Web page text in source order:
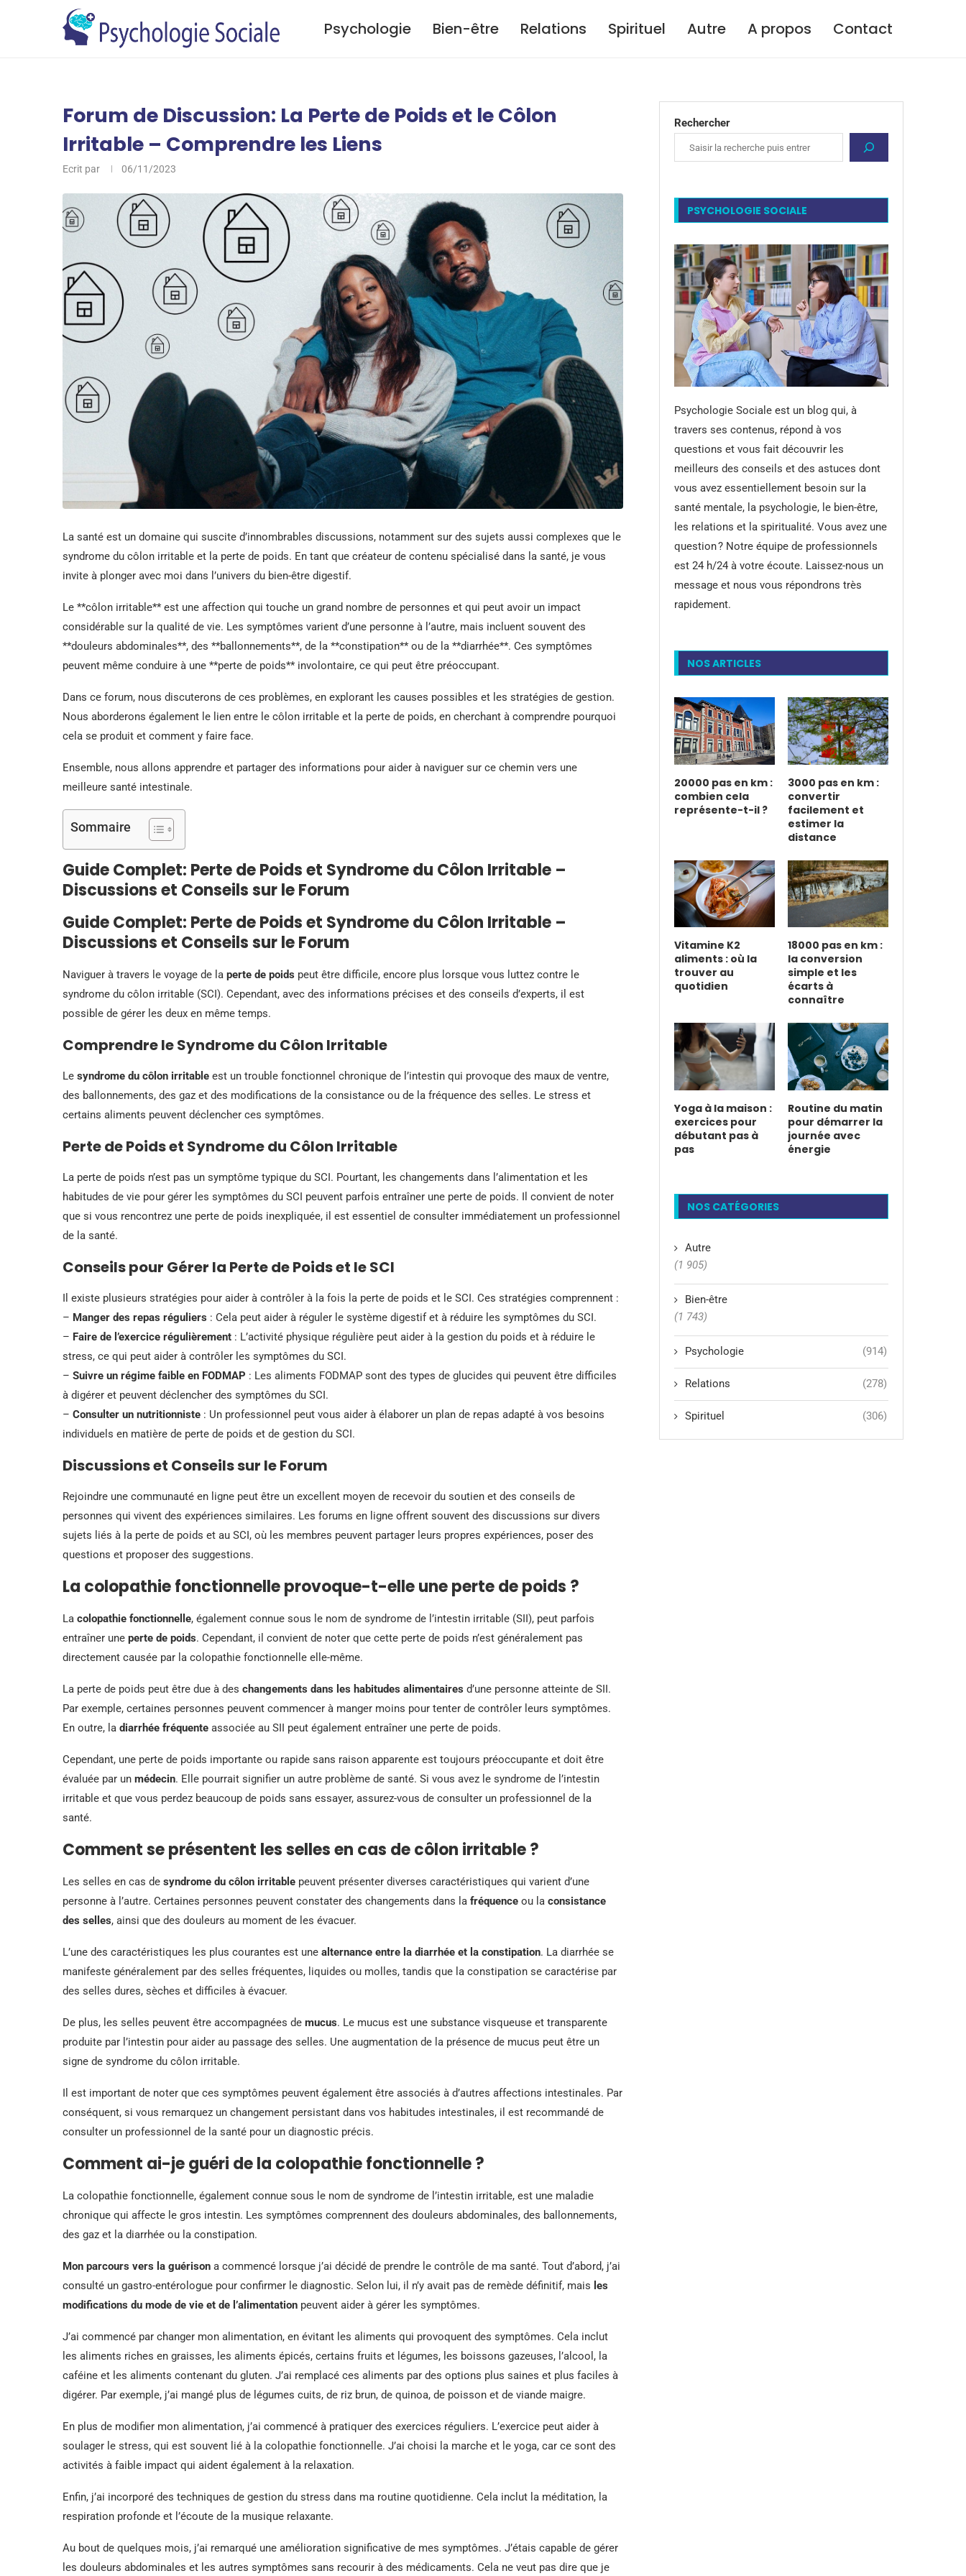
Psychologie Bien-être Relations Spirituel Autre A propos Contact
Forum de Discussion: La Perte de Poids et le Côlon
Irritable – Comprendre les Liens
Ecrit par 06/11/2023
La santé est un domaine qui suscite d’innombrables discussions, notamment sur des sujets aussi complexes que le
syndrome du côlon irritable et la perte de poids. En tant que créateur de contenu spécialisé dans la santé, je vous
invite à plonger avec moi dans l’univers du bien-être digestif.
Le **côlon irritable** est une affection qui touche un grand nombre de personnes et qui peut avoir un impact
considérable sur la qualité de vie. Les symptômes varient d’une personne à l’autre, mais incluent souvent des
**douleurs abdominales**, des **ballonnements**, de la **constipation** ou de la **diarrhée**. Ces symptômes
peuvent même conduire à une **perte de poids** involontaire, ce qui peut être préoccupant.
Dans ce forum, nous discuterons de ces problèmes, en explorant les causes possibles et les stratégies de gestion.
Nous aborderons également le lien entre le côlon irritable et la perte de poids, en cherchant à comprendre pourquoi
cela se produit et comment y faire face.
Ensemble, nous allons apprendre et partager des informations pour aider à naviguer sur ce chemin vers une
meilleure santé intestinale.
Sommaire
Guide Complet: Perte de Poids et Syndrome du Côlon Irritable –
Discussions et Conseils sur le Forum
Guide Complet: Perte de Poids et Syndrome du Côlon Irritable –
Discussions et Conseils sur le Forum
Naviguer à travers le voyage de la perte de poids peut être difficile, encore plus lorsque vous luttez contre le
syndrome du côlon irritable (SCI). Cependant, avec des informations précises et des conseils d’experts, il est
possible de gérer les deux en même temps.
Comprendre le Syndrome du Côlon Irritable
Le syndrome du côlon irritable est un trouble fonctionnel chronique de l’intestin qui provoque des maux de ventre,
des ballonnements, des gaz et des modifications de la consistance ou de la fréquence des selles. Le stress et
certains aliments peuvent déclencher ces symptômes.
Perte de Poids et Syndrome du Côlon Irritable
La perte de poids n’est pas un symptôme typique du SCI. Pourtant, les changements dans l’alimentation et les
habitudes de vie pour gérer les symptômes du SCI peuvent parfois entraîner une perte de poids. Il convient de noter
que si vous rencontrez une perte de poids inexpliquée, il est essentiel de consulter immédiatement un professionnel
de la santé.
Conseils pour Gérer la Perte de Poids et le SCI
Il existe plusieurs stratégies pour aider à contrôler à la fois la perte de poids et le SCI. Ces stratégies comprennent :
– Manger des repas réguliers : Cela peut aider à réguler le système digestif et à réduire les symptômes du SCI.
– Faire de l’exercice régulièrement : L’activité physique régulière peut aider à la gestion du poids et à réduire le
stress, ce qui peut aider à contrôler les symptômes du SCI.
– Suivre un régime faible en FODMAP : Les aliments FODMAP sont des types de glucides qui peuvent être difficiles
à digérer et peuvent déclencher des symptômes du SCI.
– Consulter un nutritionniste : Un professionnel peut vous aider à élaborer un plan de repas adapté à vos besoins
individuels en matière de perte de poids et de gestion du SCI.
Discussions et Conseils sur le Forum
Rejoindre une communauté en ligne peut être un excellent moyen de recevoir du soutien et des conseils de
personnes qui vivent des expériences similaires. Les forums en ligne offrent souvent des discussions sur divers
sujets liés à la perte de poids et au SCI, où les membres peuvent partager leurs propres expériences, poser des
questions et proposer des suggestions.
La colopathie fonctionnelle provoque-t-elle une perte de poids ?
La colopathie fonctionnelle, également connue sous le nom de syndrome de l’intestin irritable (SII), peut parfois
entraîner une perte de poids. Cependant, il convient de noter que cette perte de poids n’est généralement pas
directement causée par la colopathie fonctionnelle elle-même.
La perte de poids peut être due à des changements dans les habitudes alimentaires d’une personne atteinte de SII.
Par exemple, certaines personnes peuvent commencer à manger moins pour tenter de contrôler leurs symptômes.
En outre, la diarrhée fréquente associée au SII peut également entraîner une perte de poids.
Cependant, une perte de poids importante ou rapide sans raison apparente est toujours préoccupante et doit être
évaluée par un médecin. Elle pourrait signifier un autre problème de santé. Si vous avez le syndrome de l’intestin
irritable et que vous perdez beaucoup de poids sans essayer, assurez-vous de consulter un professionnel de la
santé.
Comment se présentent les selles en cas de côlon irritable ?
Les selles en cas de syndrome du côlon irritable peuvent présenter diverses caractéristiques qui varient d’une
personne à l’autre. Certaines personnes peuvent constater des changements dans la fréquence ou la consistance
des selles, ainsi que des douleurs au moment de les évacuer.
L’une des caractéristiques les plus courantes est une alternance entre la diarrhée et la constipation. La diarrhée se
manifeste généralement par des selles fréquentes, liquides ou molles, tandis que la constipation se caractérise par
des selles dures, sèches et difficiles à évacuer.
De plus, les selles peuvent être accompagnées de mucus. Le mucus est une substance visqueuse et transparente
produite par l’intestin pour aider au passage des selles. Une augmentation de la présence de mucus peut être un
signe de syndrome du côlon irritable.
Il est important de noter que ces symptômes peuvent également être associés à d’autres affections intestinales. Par
conséquent, si vous remarquez un changement persistant dans vos habitudes intestinales, il est recommandé de
consulter un professionnel de la santé pour un diagnostic précis.
Comment ai-je guéri de la colopathie fonctionnelle ?
La colopathie fonctionnelle, également connue sous le nom de syndrome de l’intestin irritable, est une maladie
chronique qui affecte le gros intestin. Les symptômes comprennent des douleurs abdominales, des ballonnements,
des gaz et la diarrhée ou la constipation.
Mon parcours vers la guérison a commencé lorsque j’ai décidé de prendre le contrôle de ma santé. Tout d’abord, j’ai
consulté un gastro-entérologue pour confirmer le diagnostic. Selon lui, il n’y avait pas de remède définitif, mais les
modifications du mode de vie et de l’alimentation peuvent aider à gérer les symptômes.
J’ai commencé par changer mon alimentation, en évitant les aliments qui provoquent des symptômes. Cela inclut
les aliments riches en graisses, les aliments épicés, certains fruits et légumes, les boissons gazeuses, l’alcool, la
caféine et les aliments contenant du gluten. J’ai remplacé ces aliments par des options plus saines et plus faciles à
digérer. Par exemple, j’ai mangé plus de légumes cuits, de riz brun, de quinoa, de poisson et de viande maigre.
En plus de modifier mon alimentation, j’ai commencé à pratiquer des exercices réguliers. L’exercice peut aider à
soulager le stress, qui est souvent lié à la colopathie fonctionnelle. J’ai choisi la marche et le yoga, car ce sont des
activités à faible impact qui aident également à la relaxation.
Enfin, j’ai incorporé des techniques de gestion du stress dans ma routine quotidienne. Cela inclut la méditation, la
respiration profonde et l’écoute de la musique relaxante.
Au bout de quelques mois, j’ai remarqué une amélioration significative de mes symptômes. J’étais capable de gérer
les douleurs abdominales et les autres symptômes sans recourir à des médicaments. Cela ne veut pas dire que je
Rechercher
PSYCHOLOGIE SOCIALE
Psychologie Sociale est un blog qui, à
travers ses contenus, répond à vos
questions et vous fait découvrir les
meilleurs des conseils et des astuces dont
vous avez essentiellement besoin sur la
santé mentale, la psychologie, le bien-être,
les relations et la spiritualité. Vous avez une
question ? Notre équipe de professionnels
est 24 h/24 à votre écoute. Laissez-nous un
message et nous vous répondrons très
rapidement.
NOS ARTICLES
20000 pas en km :
combien cela
représente-t-il ?
3000 pas en km :
convertir
facilement et
estimer la
distance
Vitamine K2
aliments : où la
trouver au
quotidien
18000 pas en km :
la conversion
simple et les
écarts à
connaître
Yoga à la maison :
exercices pour
débutant pas à
pas
Routine du matin
pour démarrer la
journée avec
énergie
NOS CATÉGORIES
Autre
(1 905)
Bien-être
(1 743)
Psychologie (914)
Relations (278)
Spirituel (306)